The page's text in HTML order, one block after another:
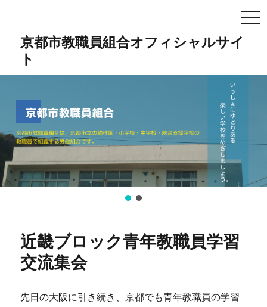
京都市教職員組合オフィシャルサイ
ト
近畿ブロック青年教職員学習
交流集会
先日の大阪に引き続き、京都でも青年教職員の学習